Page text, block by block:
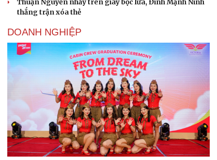
thắng trận xóa thẻ
DOANH NGHIỆP